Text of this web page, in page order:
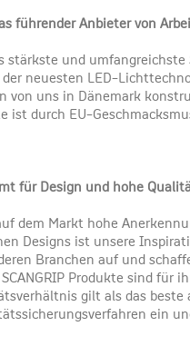
führender Anbieter von
stärkste und
neuesten LED-
von uns in Dänemark
ist durch EU-
für Design und hohe
dem Markt hohe
Designs ist unsere
Branchen auf und
Produkte sind für
gilt als das beste
ein